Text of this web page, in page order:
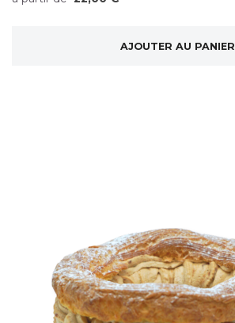
AJOUTER AU PANIER